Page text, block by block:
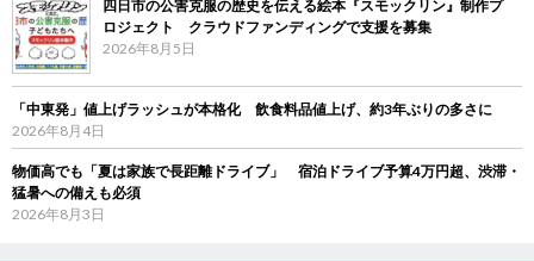
四日市の公害克服の歴史を伝える絵本『スモックリン』制作プ
ロジェクト クラウドファンディングで支援を募集
2026年8月5日
「中東発」値上げラッシュが本格化 飲食料品値上げ、約3年ぶりの多さに
2026年8月4日
物価高でも「夏は家族で長距離ドライブ」 宿泊ドライブ予算4万円超、渋滞・
猛暑への備えも必須
2026年8月3日